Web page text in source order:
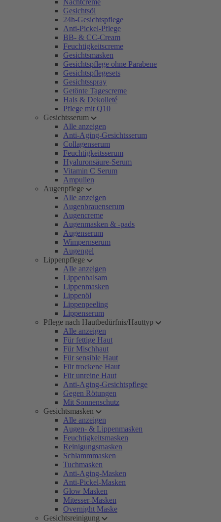
Nachtcreme
Gesichtsöl
24h-Gesichtspflege
Anti-Pickel-Pflege
BB- & CC-Cream
Feuchtigkeitscreme
Gesichtsmasken
Gesichtspflege ohne Parabene
Gesichtspflegesets
Gesichtsspray
Getönte Tagescreme
Hals & Dekolleté
Pflege mit Q10
Gesichtsserum
Alle anzeigen
Anti-Aging-Gesichtsserum
Collagenserum
Feuchtigkeitsserum
Hyaluronsäure-Serum
Vitamin C Serum
Ampullen
Augenpflege
Alle anzeigen
Augenbrauenserum
Augencreme
Augenmasken & -pads
Augenserum
Wimpernserum
Augengel
Lippenpflege
Alle anzeigen
Lippenbalsam
Lippenmasken
Lippenöl
Lippenpeeling
Lippenserum
Pflege nach Hautbedürfnis/Hauttyp
Alle anzeigen
Für fettige Haut
Für Mischhaut
Für sensible Haut
Für trockene Haut
Für unreine Haut
Anti-Aging-Gesichtspflege
Gegen Rötungen
Mit Sonnenschutz
Gesichtsmasken
Alle anzeigen
Augen- & Lippenmasken
Feuchtigkeitsmasken
Reinigungsmasken
Schlammmasken
Tuchmasken
Anti-Aging-Masken
Anti-Pickel-Masken
Glow Masken
Mitesser-Masken
Overnight Maske
Gesichtsreinigung